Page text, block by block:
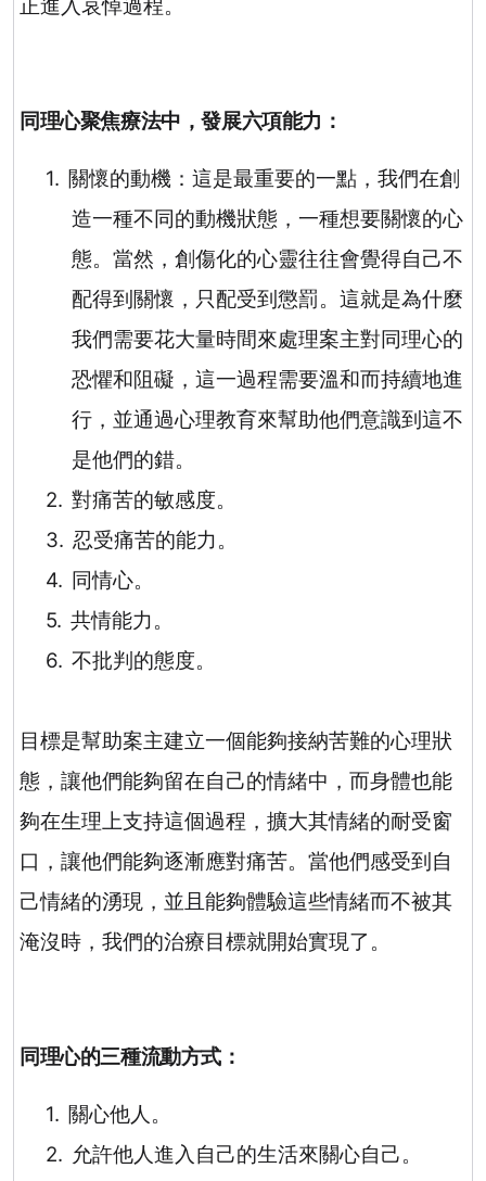
正進入哀悼過程。
同理心聚焦療法中，發展六項能力：
1. 關懷的動機 ：這是最重要的一點，我們在創
造一種不同的動機狀態，一種想要關懷的心
態。當然，創傷化的心靈往往會覺得自己不
配得到關懷，只配受到懲罰。這就是為什麼
我們需要花大量時間來處理案主對同理心的
恐懼和阻礙，這一過程需要溫和而持續地進
行，並通過心理教育來幫助他們意識到這不
是他們的錯。
2. 對痛苦的敏感度。
3. 忍受痛苦的能力。
4. 同情心。
5. 共情能力。
6. 不批判的態度。
目標是幫助案主建立一個能夠接納苦難的心理狀
態，讓他們能夠留在自己的情緒中，而身體也能
夠在生理上支持這個過程，擴大其情緒的耐受窗
口，讓他們能夠逐漸應對痛苦。當他們感受到自
己情緒的湧現，並且能夠體驗這些情緒而不被其
淹沒時，我們的治療目標就開始實現了。
同理心的三種流動方式：
1. 關心他人 。
2. 允許他人進入自己的生活來關心自己。